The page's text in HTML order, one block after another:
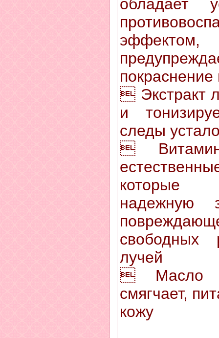
обладает
 Экстракт
и
следы

которые
надежную
лучей
 Масло
смягчает,
кожу